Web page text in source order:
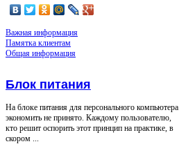
Важная информация
Памятка клиентам
Общая информация
Блок питания
На блоке питания для персонального компьютера
экономить не принято. Каждому пользователю,
кто решит оспорить этот принцип на практике, в
скором ...